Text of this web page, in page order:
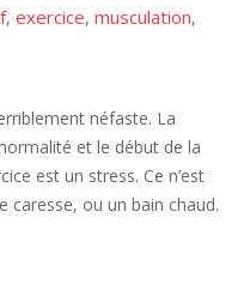
,exercice,musculation,
néfaste. La
et le début de la
est un stress. Ce n’est
caresse, ou un bain chaud.